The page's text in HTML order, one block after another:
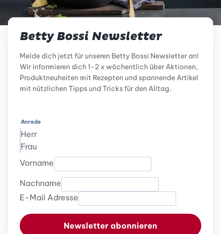
Betty Bossi Newsletter
Melde dich jetzt für unseren Betty Bossi Newsletter an!
Wir informieren dich 1-2 x wöchentlich über Aktionen,
Produktneuheiten mit Rezepten und spannende Artikel
mit nützlichen Tipps und Tricks für den Alltag.
Anrede
Herr
Frau
Vorname
Nachname
E-Mail Adresse
Newsletter abonnieren